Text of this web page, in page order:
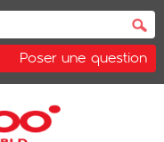
Poser une question